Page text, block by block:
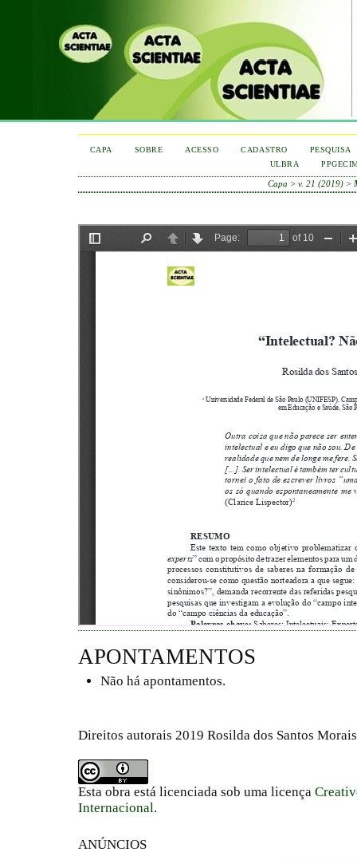
CAPA SOBRE ACESSO CADASTRO
PESQUISA
ULBRA
Capa >v. 21 (2019) >
APONTAMENTOS
Não há apontamentos.
Direitos autorais 2019 Rosilda dos Santos Morais
Esta obra está licenciada sob uma licença
Internacional.
ANÚNCIOS